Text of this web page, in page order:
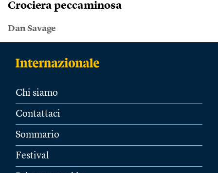
Crociera peccaminosa
Dan Savage
Chi siamo
Contattaci
Sommario
Festival